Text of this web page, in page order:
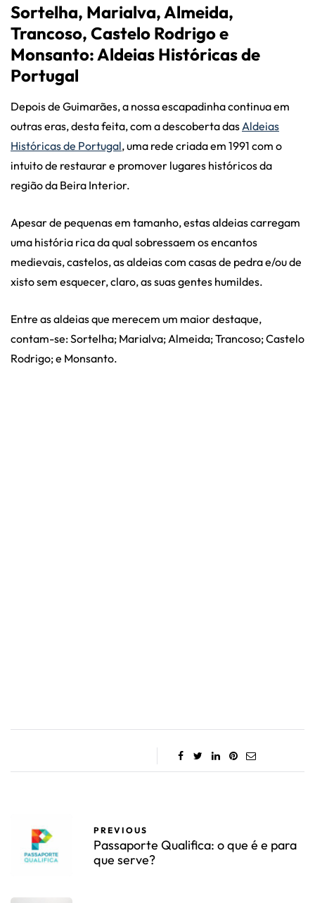
Sortelha, Marialva, Almeida,
Trancoso, Castelo Rodrigo e
Monsanto: Aldeias Históricas de
Portugal
Depois de Guimarães, a nossa escapadinha continua em
outras eras, desta feita, com a descoberta das Aldeias
Históricas de Portugal, uma rede criada em 1991 com o
intuito de restaurar e promover lugares históricos da
região da Beira Interior.
Apesar de pequenas em tamanho, estas aldeias carregam
uma história rica da qual sobressaem os encantos
medievais, castelos, as aldeias com casas de pedra e/ou de
xisto sem esquecer, claro, as suas gentes humildes.
Entre as aldeias que merecem um maior destaque,
contam-se: Sortelha; Marialva; Almeida; Trancoso; Castelo
Rodrigo; e Monsanto.
PREVIOUS
Passaporte Qualifica: o que é e para
que serve?